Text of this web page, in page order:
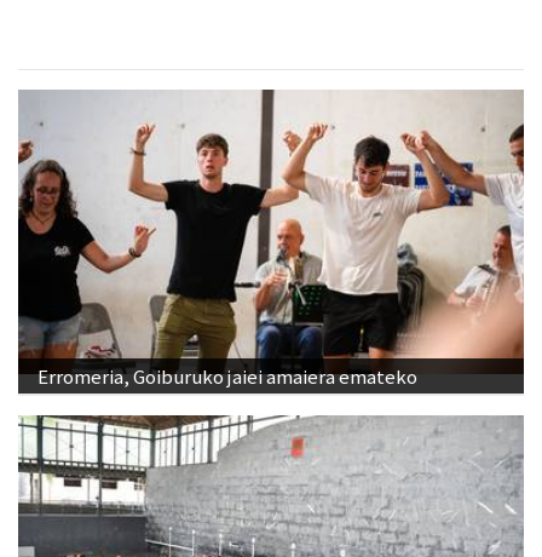
Erromeria, Goiburuko jaiei amaiera emateko